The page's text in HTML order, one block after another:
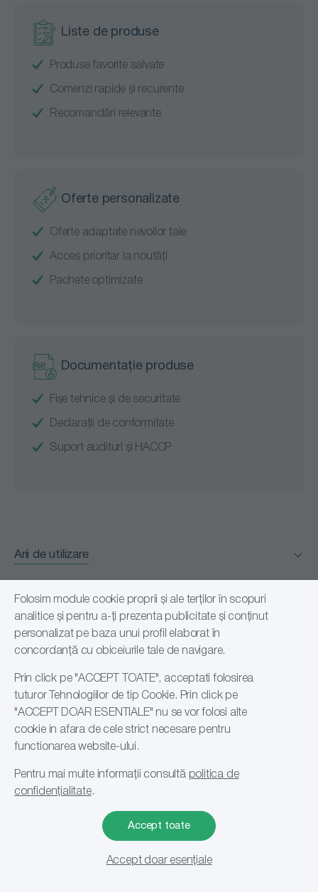
Filtrare si sortare
Liste de produse
Produse favorite salvate
Comenzi rapide și recurente
Recomandări relevante
Oferte personalizate
Oferte adaptate nevoilor tale
Acces prioritar la noutăți
Pachete optimizate
Documentație produse
Fișe tehnice și de securitate
Declarații de conformitate
Suport audituri și HACCP
Arii de utilizare
Facility Management
Horeca
Industria alimentară
Instituții medicale
Retail
Spălătorii profesionale
Transport
Certificări
Clienții nostri
Contact
Cariere
Termeni și condiții
Birou
Str. Ecoului Nr.1, Braila, 810140
+40 744 324 256
+40 744 624 249
contact@romsales.ro
Sat Lacu Sarat, DN2B 100, Brăila, 817026
+40 755 222 065
+40 744 624 248
Folosim module cookie proprii și ale terților în scopuri
analitice și pentru a-ți prezenta publicitate și conținut
personalizat pe baza unui profil elaborat în
concordanță cu obiceiurile tale de navigare.
Prin click pe "ACCEPT TOATE", acceptati folosirea
tuturor Tehnologiilor de tip Cookie. Prin click pe
"ACCEPT DOAR ESENTIALE" nu se vor folosi alte
cookie in afara de cele strict necesare pentru
functionarea website-ului.
Pentru mai multe informații consultă politica de
confidențialitate.
Accept toate
Accept doar esențiale